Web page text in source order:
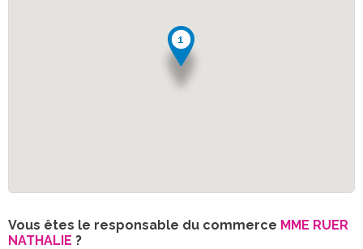
Vous êtes le responsable du commerce MME RUER
NATHALIE ?